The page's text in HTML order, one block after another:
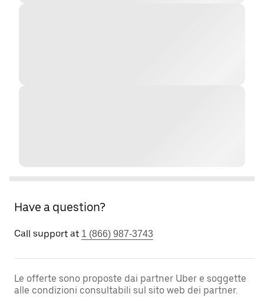
Have a question?
Call support at 1 (866) 987-3743
Le offerte sono proposte dai partner Uber e soggette
alle condizioni consultabili sul sito web dei partner.